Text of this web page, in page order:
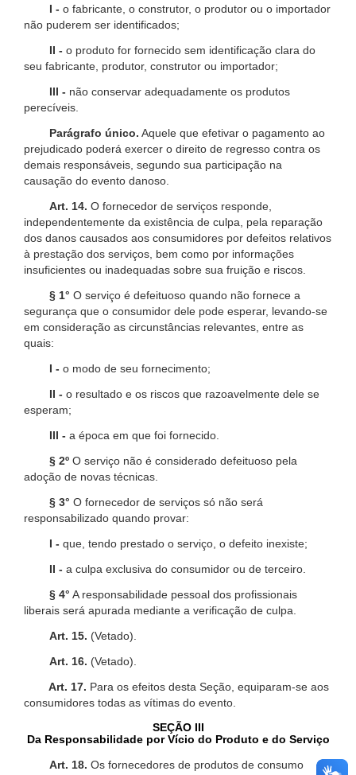
I - o fabricante, o construtor, o produtor ou o importador
não puderem ser identificados;
II - o produto for fornecido sem identificação clara do
seu fabricante, produtor, construtor ou importador;
III - não conservar adequadamente os produtos
perecíveis.
Parágrafo único. Aquele que efetivar o pagamento ao
prejudicado poderá exercer o direito de regresso contra os
demais responsáveis, segundo sua participação na
causação do evento danoso.
Art. 14. O fornecedor de serviços responde,
independentemente da existência de culpa, pela reparação
dos danos causados aos consumidores por defeitos relativos
à prestação dos serviços, bem como por informações
insuficientes ou inadequadas sobre sua fruição e riscos.
§ 1° O serviço é defeituoso quando não fornece a
segurança que o consumidor dele pode esperar, levando-se
em consideração as circunstâncias relevantes, entre as
quais:
I - o modo de seu fornecimento;
II - o resultado e os riscos que razoavelmente dele se
esperam;
III - a época em que foi fornecido.
§ 2º O serviço não é considerado defeituoso pela
adoção de novas técnicas.
§ 3° O fornecedor de serviços só não será
responsabilizado quando provar:
I - que, tendo prestado o serviço, o defeito inexiste;
II - a culpa exclusiva do consumidor ou de terceiro.
§ 4° A responsabilidade pessoal dos profissionais
liberais será apurada mediante a verificação de culpa.
Art. 15. (Vetado).
Art. 16. (Vetado).
Art. 17. Para os efeitos desta Seção, equiparam-se aos
consumidores todas as vítimas do evento.
SEÇÃO III
Da Responsabilidade por Vício do Produto e do Serviço
Art. 18. Os fornecedores de produtos de consumo